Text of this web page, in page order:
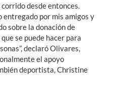
desde entonces.
entregado por mis amigos y
sobre la donación de
se puede hacer para
declaró Olivares,
el apoyo
deportista, Christine